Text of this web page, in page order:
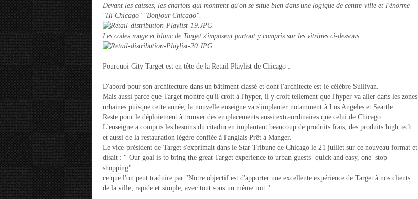
Devant les caisses, les chariots qui montrent qu'on se situe bien dans une logique de centre-ville et l'énorme
"Hi Chicago" "Bonjour Chicago".
Les codes rouge et blanc de Target s'imposent partout y compris sur les vitrines ci-dessous :
Pourquoi City Target est en tête de la Retail Playlist de Chicago :
D'abord pour son architecture dans un bâtiment classé et dont l'architecte est le célèbre Sullivan.
Mais aussi parce que Target montre qu'il croit à l'hyper, il y croit tellement que l'hyper va aller dans les zones
urbaines puisque cette année, la nouvelle enseigne va s'implanter notamment à Los Angeles et Seattle.
Reste pour le déploiement à trouver des emplacements aussi extraordinaires que celui de Chicago.
L'enseigne a compris les besoins du citadin en implantant beaucoup de produits frais, des produits high tech
et aussi de la restauration légère confiée à l'anglais Prêt à Manger.
Le vice-président de Target s'exprimait dans le Star Tribune de Chicago le 21 juillet sur ce nouveau format et
disait : " Our goal is to bring the great Target experience to urban guests- quick and easy, one stop
shopping".
ce que l'on peut traduire par "Notre objectif est d'apporter une excellente expérience de Target à nos clients
de la ville, rapide et simple, avec tout sous un même toit."